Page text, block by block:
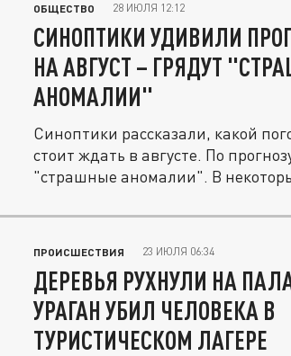
ОБЩЕСТВО 28 ИЮЛЯ 12:12
СИНОПТИКИ УДИВИЛИ
НА АВГУСТ – ГРЯДУТ
АНОМАЛИИ"
Синоптики рассказали, какой
стоит ждать в августе. По
"страшные аномалии". В
ПРОИСШЕСТВИЯ 23 ИЮЛЯ 06:34
ДЕРЕВЬЯ РУХНУЛИ НА
УРАГАН УБИЛ ЧЕЛОВЕКА В
ТУРИСТИЧЕСКОМ ЛАГЕРЕ